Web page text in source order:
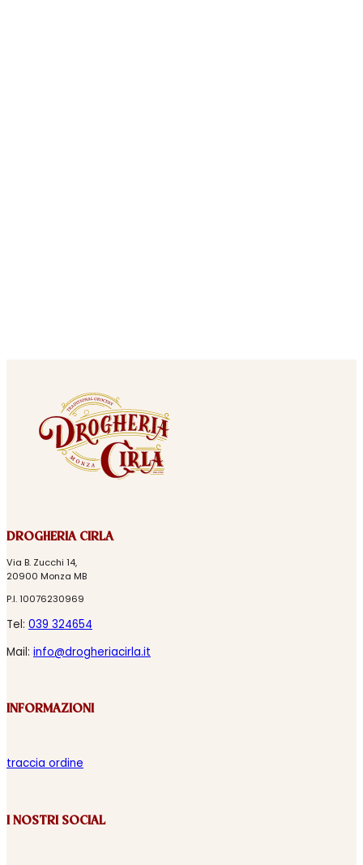
DROGHERIA CIRLA
Via B. Zucchi 14,
20900 Monza MB
P.I. 10076230969
Tel: 039 324654
Mail: info@drogheriacirla.it
INFORMAZIONI
traccia ordine
I NOSTRI SOCIAL